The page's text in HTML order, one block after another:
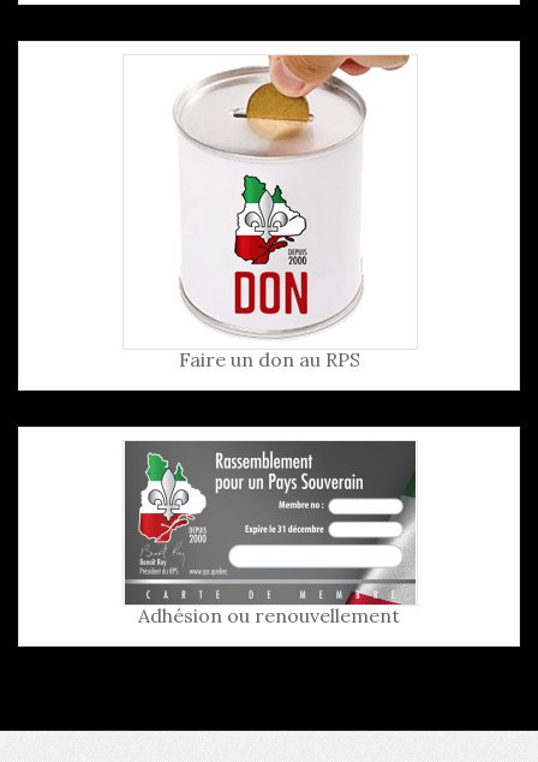
Faire un don au RPS
Adhésion ou renouvellement